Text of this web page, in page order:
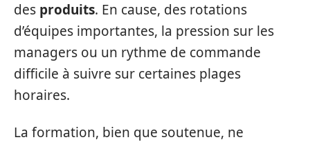
des produits. En cause, des rotations
d’équipes importantes, la pression sur les
managers ou un rythme de commande
difficile à suivre sur certaines plages
horaires.
La formation, bien que soutenue, ne